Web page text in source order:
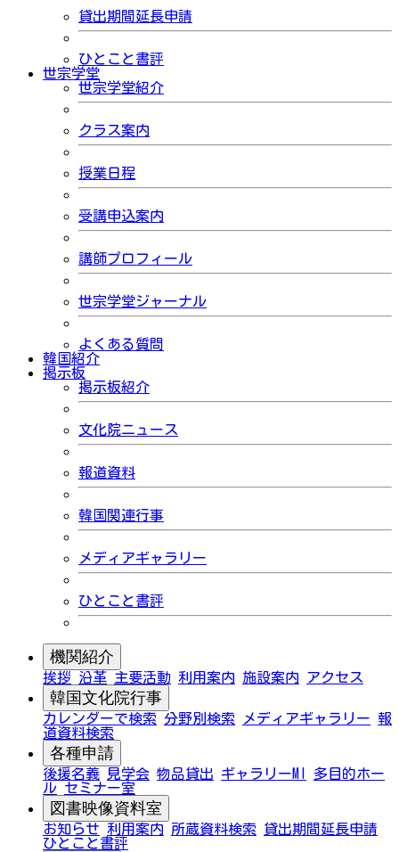
貸出期間延長申請
ひとこと書評
世宗学堂
世宗学堂紹介
クラス案内
授業日程
受講申込案内
講師プロフィール
世宗学堂ジャーナル
よくある質問
韓国紹介
掲示板
掲示板紹介
文化院ニュース
報道資料
韓国関連行事
メディアギャラリー
ひとこと書評
機関紹介
挨拶 沿革 主要活動 利用案内 施設案内 アクセス
韓国文化院行事
カレンダーで検索 分野別検索 メディアギャラリー 報
道資料検索
各種申請
後援名義 見学会 物品貸出 ギャラリーMI
多目的ホー
ル セミナー室
図書映像資料室
お知らせ 利用案内 所蔵資料検索
貸出期間延長申請
ひとこと書評